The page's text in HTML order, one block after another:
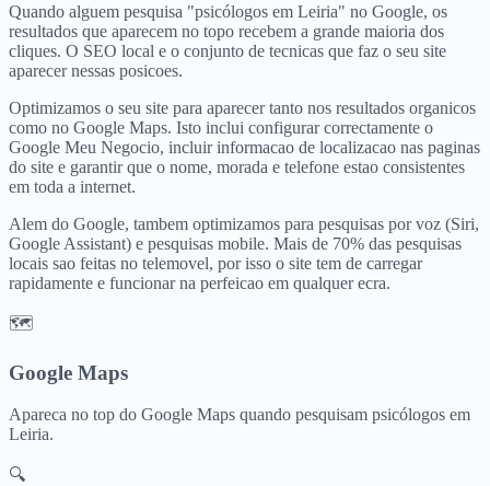
Quando alguem pesquisa "psicólogos em Leiria" no Google, os
resultados que aparecem no topo recebem a grande maioria dos
cliques. O SEO local e o conjunto de tecnicas que faz o seu site
aparecer nessas posicoes.
Optimizamos o seu site para aparecer tanto nos resultados organicos
como no Google Maps. Isto inclui configurar correctamente o
Google Meu Negocio, incluir informacao de localizacao nas paginas
do site e garantir que o nome, morada e telefone estao consistentes
em toda a internet.
Alem do Google, tambem optimizamos para pesquisas por voz (Siri,
Google Assistant) e pesquisas mobile. Mais de 70% das pesquisas
locais sao feitas no telemovel, por isso o site tem de carregar
rapidamente e funcionar na perfeicao em qualquer ecra.
🗺️
Google Maps
Apareca no top do Google Maps quando pesquisam psicólogos em
Leiria.
🔍